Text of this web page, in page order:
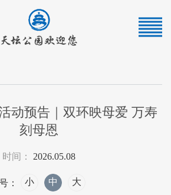
动预告｜双环映母爱 万寿
刻母恩
时间： 2026.05.08
： 小 中 大